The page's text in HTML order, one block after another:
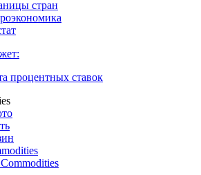
создания своего индекса
стран
процентных ставок